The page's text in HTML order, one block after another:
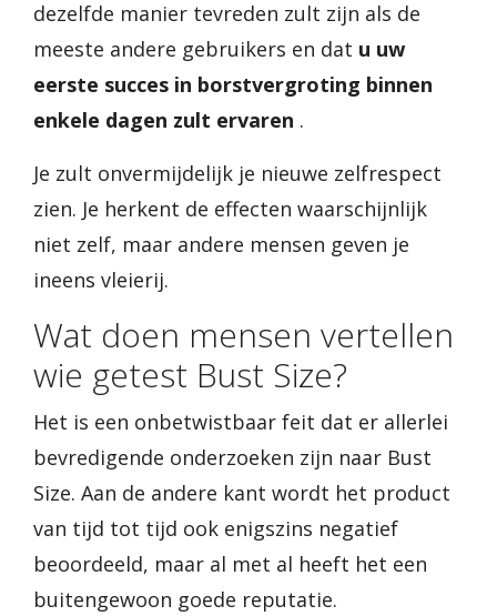
dezelfde manier tevreden zult zijn als de
meeste andere gebruikers en dat u uw
eerste succes in borstvergroting binnen
enkele dagen zult ervaren .
Je zult onvermijdelijk je nieuwe zelfrespect
zien. Je herkent de effecten waarschijnlijk
niet zelf, maar andere mensen geven je
ineens vleierij.
Wat doen mensen vertellen
wie getest Bust Size?
Het is een onbetwistbaar feit dat er allerlei
bevredigende onderzoeken zijn naar Bust
Size. Aan de andere kant wordt het product
van tijd tot tijd ook enigszins negatief
beoordeeld, maar al met al heeft het een
buitengewoon goede reputatie.